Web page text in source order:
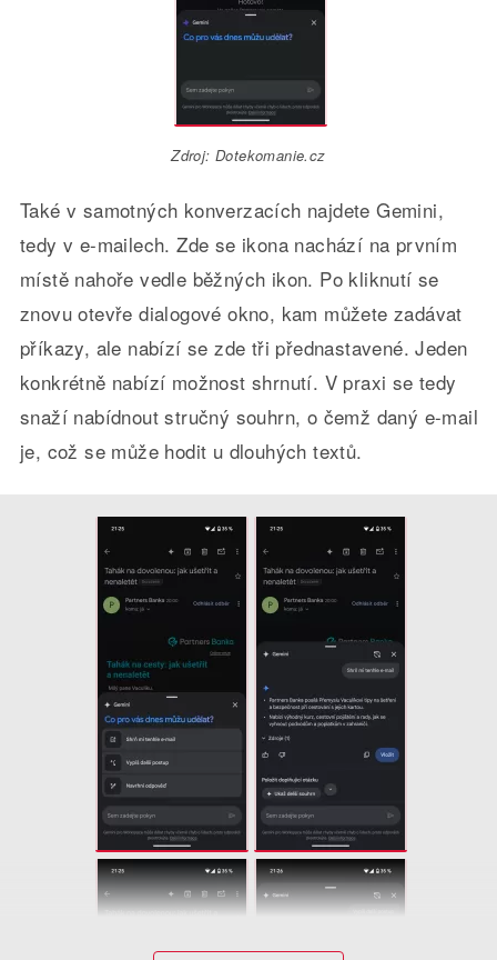
Zdroj: Dotekomanie.cz
Také v samotných konverzacích najdete Gemini,
tedy v e-mailech. Zde se ikona nachází na prvním
místě nahoře vedle běžných ikon. Po kliknutí se
znovu otevře dialogové okno, kam můžete zadávat
příkazy, ale nabízí se zde tři přednastavené. Jeden
konkrétně nabízí možnost shrnutí. V praxi se tedy
snaží nabídnout stručný souhrn, o čemž daný e-mail
je, což se může hodit u dlouhých textů.